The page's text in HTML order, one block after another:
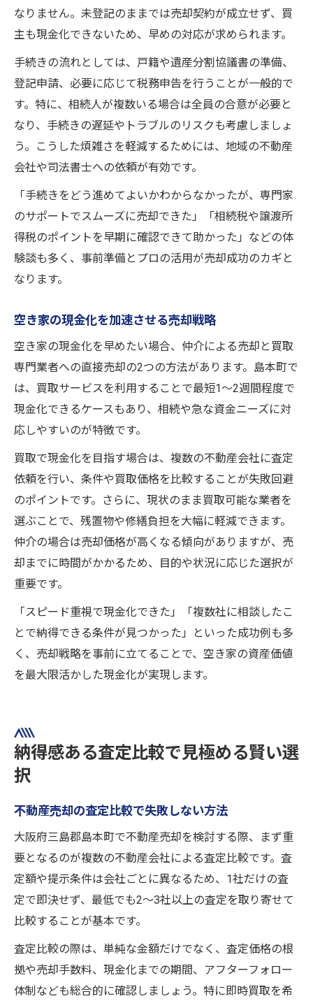
なりません。未登記のままでは売却契約が成立せず、買
主も現金化できないため、早めの対応が求められます。
手続きの流れとしては、戸籍や遺産分割協議書の準備、
登記申請、必要に応じて税務申告を行うことが一般的で
す。特に、相続人が複数いる場合は全員の合意が必要と
なり、手続きの遅延やトラブルのリスクも考慮しましょ
う。こうした煩雑さを軽減するためには、地域の不動産
会社や司法書士への依頼が有効です。
「手続きをどう進めてよいかわからなかったが、専門家
のサポートでスムーズに売却できた」「相続税や譲渡所
得税のポイントを早期に確認できて助かった」などの体
験談も多く、事前準備とプロの活用が売却成功のカギと
なります。
空き家の現金化を加速させる売却戦略
空き家の現金化を早めたい場合、仲介による売却と買取
専門業者への直接売却の2つの方法があります。島本町で
は、買取サービスを利用することで最短1～2週間程度で
現金化できるケースもあり、相続や急な資金ニーズに対
応しやすいのが特徴です。
買取で現金化を目指す場合は、複数の不動産会社に査定
依頼を行い、条件や買取価格を比較することが失敗回避
のポイントです。さらに、現状のまま買取可能な業者を
選ぶことで、残置物や修繕負担を大幅に軽減できます。
仲介の場合は売却価格が高くなる傾向がありますが、売
却までに時間がかかるため、目的や状況に応じた選択が
重要です。
「スピード重視で現金化できた」「複数社に相談したこ
とで納得できる条件が見つかった」といった成功例も多
く、売却戦略を事前に立てることで、空き家の資産価値
を最大限活かした現金化が実現します。
納得感ある査定比較で見極める賢い選
択
不動産売却の査定比較で失敗しない方法
大阪府三島郡島本町で不動産売却を検討する際、まず重
要となるのが複数の不動産会社による査定比較です。査
定額や提示条件は会社ごとに異なるため、1社だけの査
定で即決せず、最低でも2～3社以上の査定を取り寄せて
比較することが基本です。
査定比較の際は、単純な金額だけでなく、査定価格の根
拠や売却手数料、現金化までの期間、アフターフォロー
体制なども総合的に確認しましょう。特に即時買取を希